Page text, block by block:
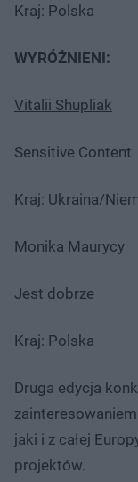
Kraj: Polska
WYRÓŻNIENI:
Vitalii Shupliak
Sensitive Content
Kraj: Ukraina/
Monika Maurycy
Jest dobrze
Kraj: Polska
Druga edycja
jaki i z całej
projektów.